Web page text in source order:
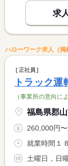
求
ハローワーク求人（掲
正社員
トラック運
（事業所の意向に
福島県郡
260,000円〜260,000円 ※
就業時間１
土曜日，日